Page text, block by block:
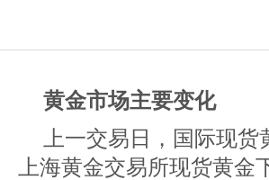
黄金市场主要变化
上一交易日，国际现
上海黄金交易所现货黄